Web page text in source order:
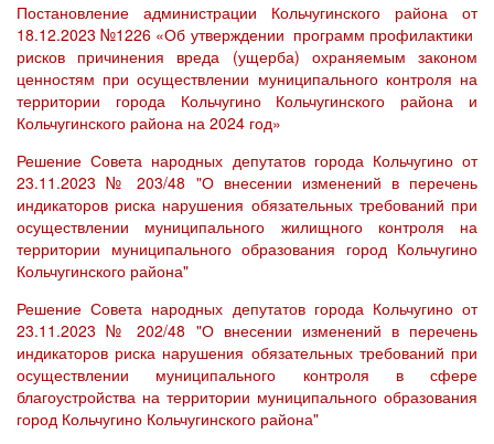
Постановление администрации Кольчугинского района от
18.12.2023 №1226 «Об утверждении программ профилактики
рисков причинения вреда (ущерба) охраняемым законом
ценностям при осуществлении муниципального контроля на
территории города Кольчугино Кольчугинского района и
Кольчугинского района на 2024 год»
Решение Совета народных депутатов города Кольчугино от
23.11.2023 № 203/48 "О внесении изменений в перечень
индикаторов риска нарушения обязательных требований при
осуществлении муниципального жилищного контроля на
территории муниципального образования город Кольчугино
Кольчугинского района"
Решение Совета народных депутатов города Кольчугино от
23.11.2023 № 202/48 "О внесении изменений в перечень
индикаторов риска нарушения обязательных требований при
осуществлении муниципального контроля в сфере
благоустройства на территории муниципального образования
город Кольчугино Кольчугинского района"